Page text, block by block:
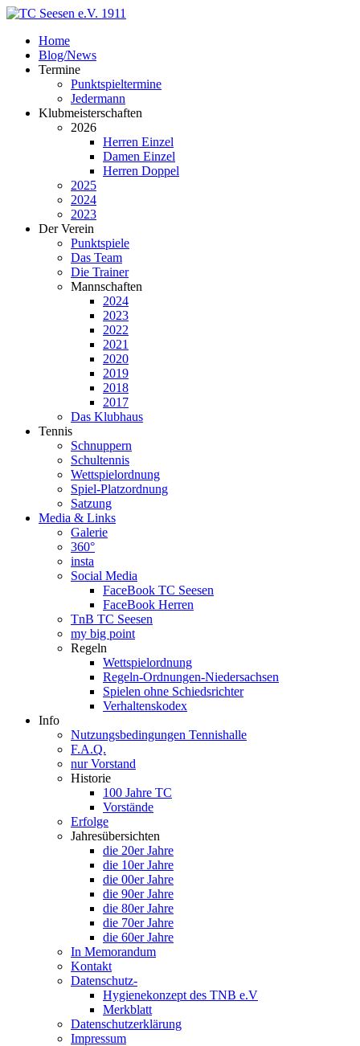
Home
Blog/News
Termine
Punktspieltermine
Jedermann
Klubmeisterschaften
2026
Herren Einzel
Damen Einzel
Herren Doppel
2025
2024
2023
Der Verein
Punktspiele
Das Team
Die Trainer
Mannschaften
2024
2023
2022
2021
2020
2019
2018
2017
Das Klubhaus
Tennis
Schnuppern
Schultennis
Wettspielordnung
Spiel-Platzordnung
Satzung
Media & Links
Galerie
360°
insta
Social Media
FaceBook TC Seesen
FaceBook Herren
TnB TC Seesen
my big point
Regeln
Wettspielordnung
Regeln-Ordnungen-Niedersachsen
Spielen ohne Schiedsrichter
Verhaltenskodex
Info
Nutzungsbedingungen Tennishalle
F.A.Q.
nur Vorstand
Historie
100 Jahre TC
Vorstände
Erfolge
Jahresübersichten
die 20er Jahre
die 10er Jahre
die 00er Jahre
die 90er Jahre
die 80er Jahre
die 70er Jahre
die 60er Jahre
In Memorandum
Kontakt
Datenschutz-
Hygienekonzept des TNB e.V
Merkblatt
Datenschutzerklärung
Impressum